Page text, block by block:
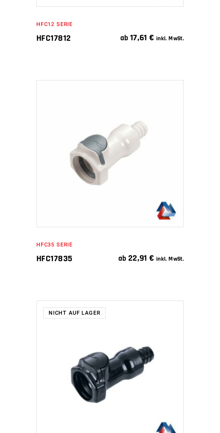
HFC12 SERIE
HFC17812 ab 17,61€ inkl. MwSt.
IN DEN WARENKORB
HFC35 SERIE
HFC17835 ab 22,91€ inkl. MwSt.
NICHT AUF LAGER
WEITERLESEN